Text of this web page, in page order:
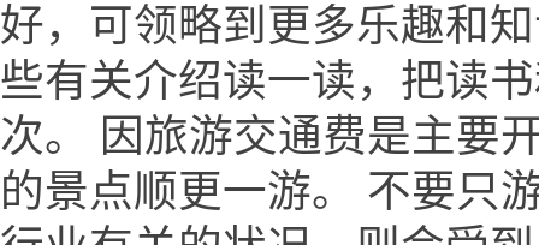
好，可领略到更多乐趣和
些有关介绍读一读，把读
次。 因旅游交通费是主要
的景点顺更一游。 不要只